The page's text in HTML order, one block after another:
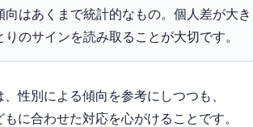
向はあくまで統計的なもの。個人差が大
りのサインを読み取ることが大切です。
性別による傾向を参考にしつつも、
に合わせた対応を心がけることです。